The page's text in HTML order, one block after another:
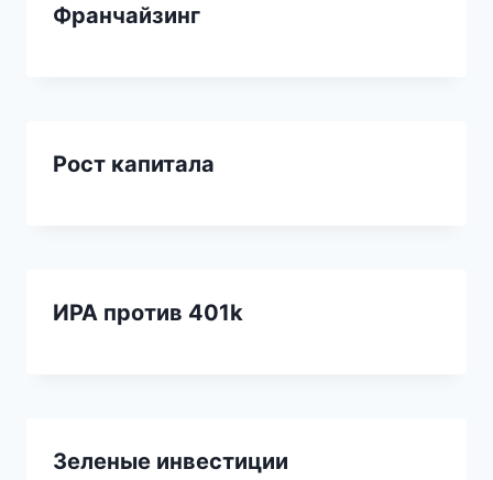
Франчайзинг
Рост капитала
ИРА против 401k
Зеленые инвестиции